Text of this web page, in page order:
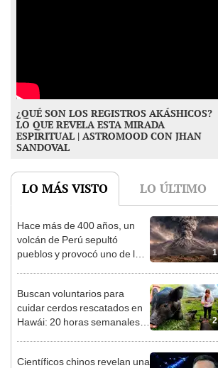
¿QUÉ SON LOS REGISTROS AKÁSHICOS?
LO QUE REVELA ESTA MIRADA
ESPIRITUAL | ASTROMOOD CON JHAN
SANDOVAL
LO MÁS VISTO LO ÚLTIMO
1
Hace más de 400 años, un
volcán de Perú sepultó
pueblos y provocó uno de los
2
Buscan voluntarios para
cuidar cerdos rescatados en
Hawái: 20 horas semanales,
Científicos chinos revelan una